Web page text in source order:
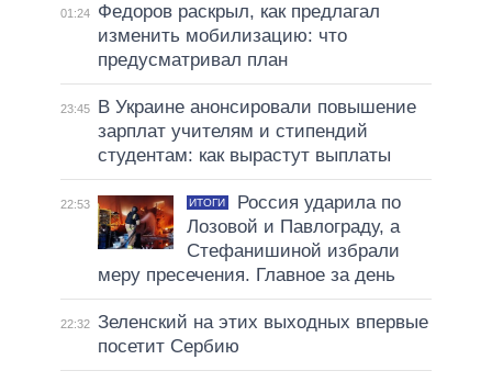
01:24
Федоров раскрыл, как предлагал
изменить мобилизацию: что
предусматривал план
23:45
В Украине анонсировали повышение
зарплат учителям и стипендий
студентам: как вырастут выплаты
22:53 ИТОГИ
Россия ударила по
Лозовой и Павлограду, а
Стефанишиной избрали
меру пресечения. Главное за день
22:32 Зеленский на этих выходных впервые
посетит Сербию